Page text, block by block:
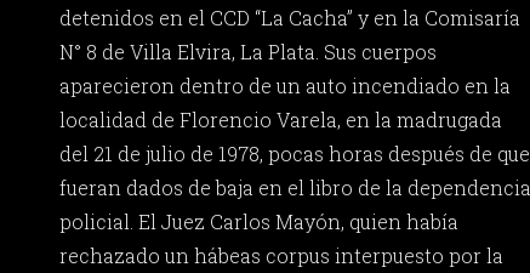
detenidos en el CCD “La Cacha” y en la Comisaría
N° 8 de Villa Elvira, La Plata. Sus cuerpos
aparecieron dentro de un auto incendiado en la
localidad de Florencio Varela, en la madrugada
del 21 de julio de 1978, pocas horas después de que
fueran dados de baja en el libro de la dependencia
policial. El Juez Carlos Mayón, quien había
rechazado un hábeas corpus interpuesto por la